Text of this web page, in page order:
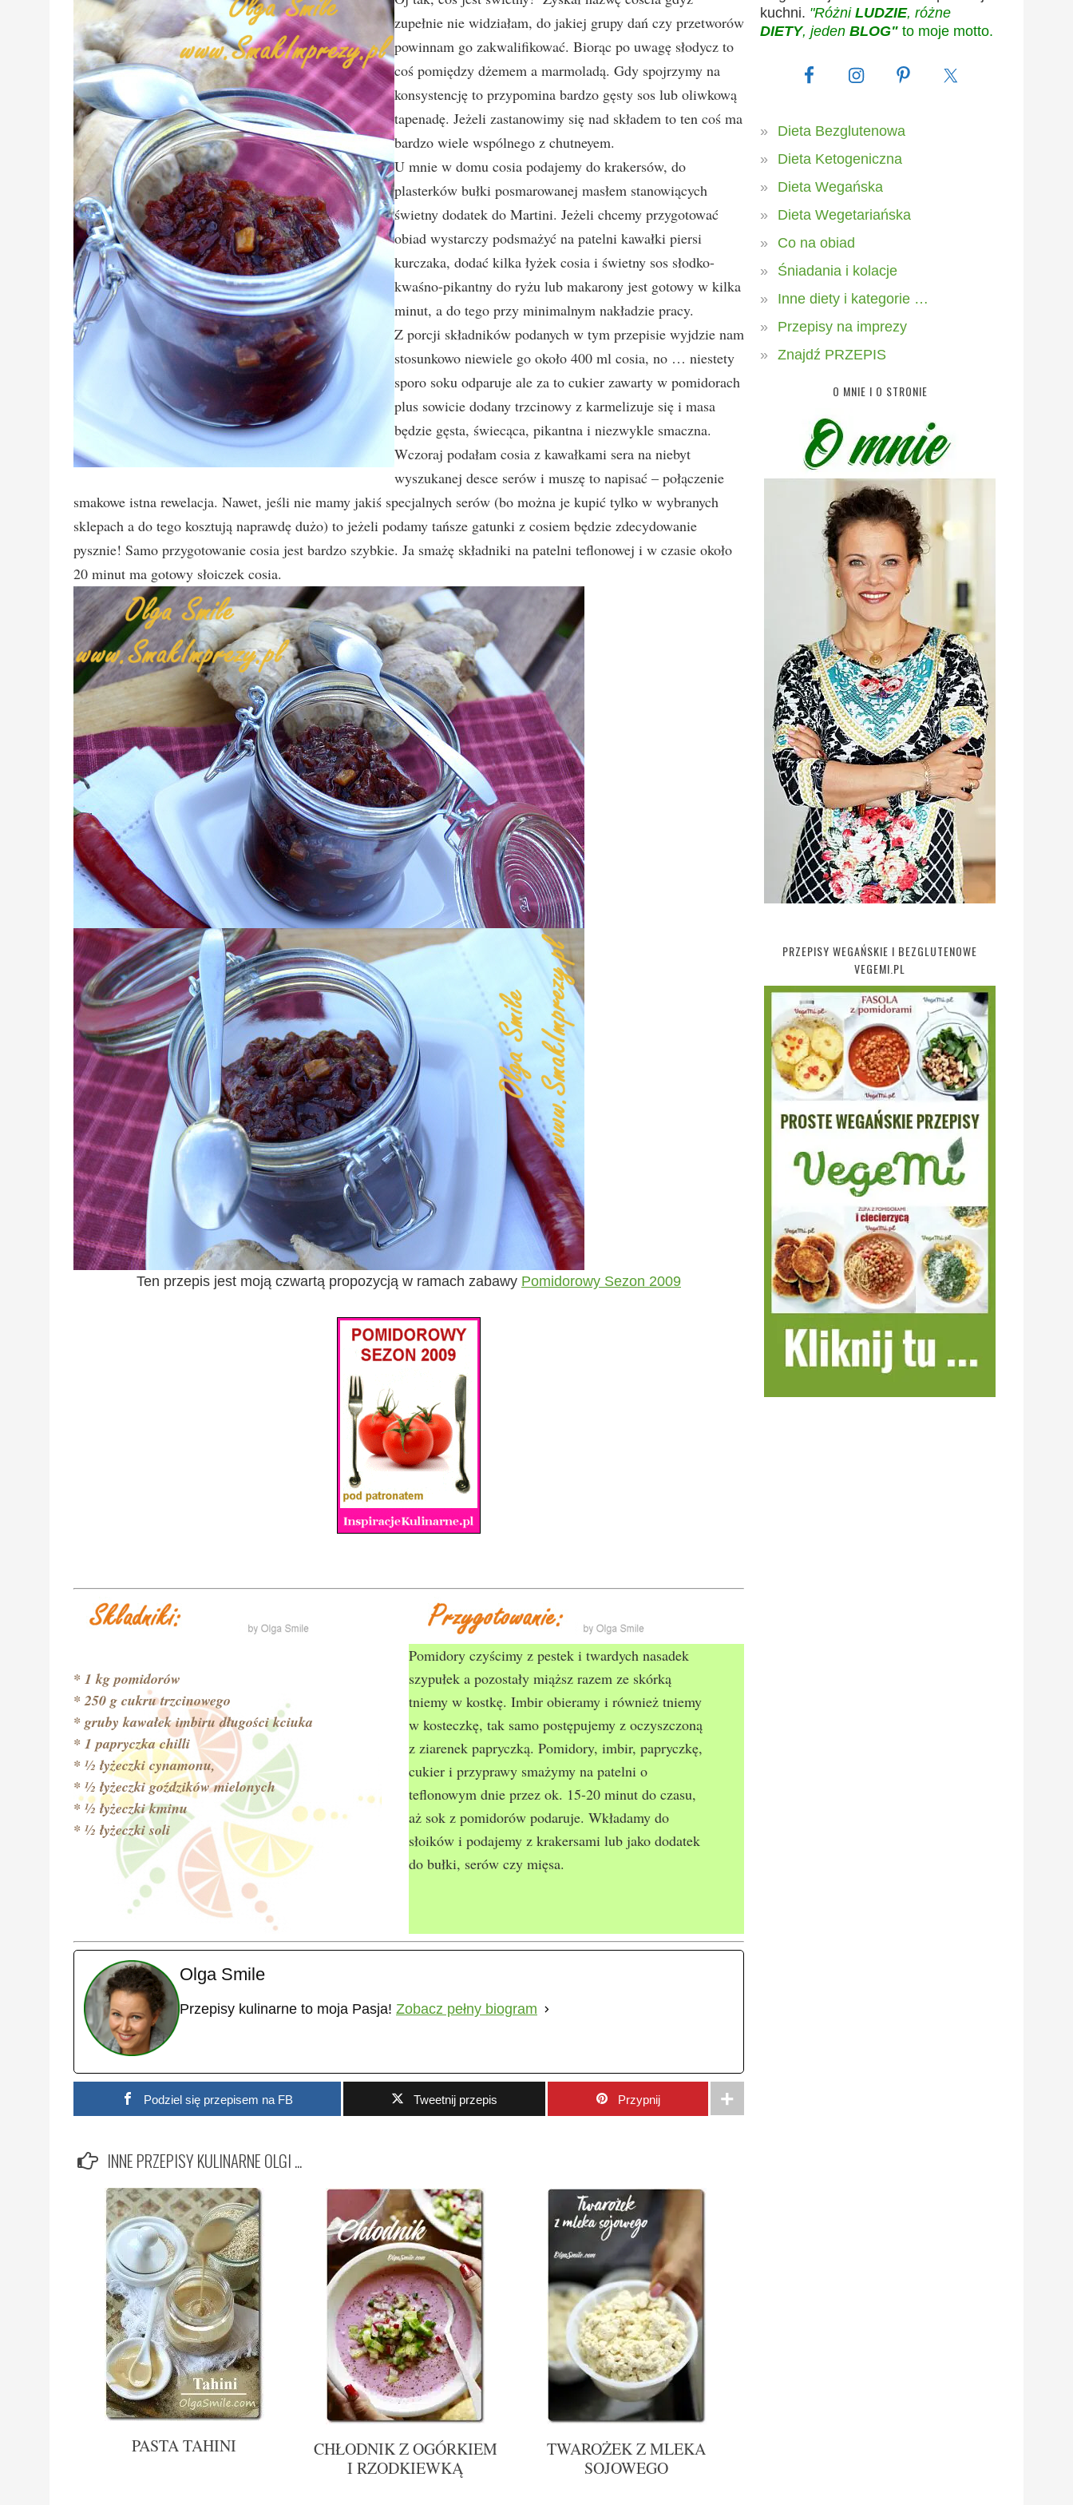
zupełnie nie widziałam, do jakiej grupy dań czy przetworów
powinnam go zakwalifikować. Biorąc po uwagę słodycz to
coś pomiędzy dżemem a marmoladą. Gdy spojrzymy na
konsystencję to przypomina bardzo gęsty sos lub oliwkową
tapenadę. Jeżeli zastanowimy się nad składem to ten coś ma
bardzo wiele wspólnego z chutneyem.
U mnie w domu cosia podajemy do krakersów, do
plasterków bułki posmarowanej masłem stanowiących
świetny dodatek do Martini. Jeżeli chcemy przygotować
obiad wystarczy podsmażyć na patelni kawałki piersi
kurczaka, dodać kilka łyżek cosia i świetny sos słodko-
kwaśno-pikantny do ryżu lub makarony jest gotowy w kilka
minut, a do tego przy minimalnym nakładzie pracy.
Z porcji składników podanych w tym przepisie wyjdzie nam
stosunkowo niewiele go około 400 ml cosia, no … niestety
sporo soku odparuje ale za to cukier zawarty w pomidorach
plus sowicie dodany trzcinowy z karmelizuje się i masa
będzie gęsta, świecąca, pikantna i niezwykle smaczna.
Wczoraj podałam cosia z kawałkami sera na niebyt
wyszukanej desce serów i muszę to napisać – połączenie
smakowe istna rewelacja. Nawet, jeśli nie mamy jakiś specjalnych serów (bo można je kupić tylko w wybranych
sklepach a do tego kosztują naprawdę dużo) to jeżeli podamy tańsze gatunki z cosiem będzie zdecydowanie
pysznie! Samo przygotowanie cosia jest bardzo szybkie. Ja smażę składniki na patelni teflonowej i w czasie około
20 minut ma gotowy słoiczek cosia.
Ten przepis jest moją czwartą propozycją w ramach zabawy Pomidorowy Sezon 2009
* 1 kg pomidorów
* 250 g cukru trzcinowego
* gruby kawałek imbiru długości kciuka
* 1 papryczka chilli
* ½ łyżeczki cynamonu,
* ½ łyżeczki goździków mielonych
* ½ łyżeczki kminu
* ½ łyżeczki soli
Pomidory czyścimy z pestek i twardych nasadek
szypułek a pozostały miąższ razem ze skórką
tniemy w kostkę. Imbir obieramy i również tniemy
w kosteczkę, tak samo postępujemy z oczyszczoną
z ziarenek papryczką. Pomidory, imbir, papryczkę,
cukier i przyprawy smażymy na patelni o
teflonowym dnie przez ok. 15-20 minut do czasu,
aż sok z pomidorów podaruje. Wkładamy do
słoików i podajemy z krakersami lub jako dodatek
do bułki, serów czy mięsa.
Olga Smile
Przepisy kulinarne to moja Pasja! Zobacz pełny biogram
Podziel się przepisem na FB Tweetnij przepis Przypnij
INNE PRZEPISY KULINARNE OLGI ...
PASTA TAHINI
CHŁODNIK Z OGÓRKIEM
I RZODKIEWKĄ
TWAROŻEK Z MLEKA
SOJOWEGO
kuchni. "Różni LUDZIE, różne
DIETY, jeden BLOG" to moje motto.
Dieta Bezglutenowa
Dieta Ketogeniczna
Dieta Wegańska
Dieta Wegetariańska
Co na obiad
Śniadania i kolacje
Inne diety i kategorie …
Przepisy na imprezy
Znajdź PRZEPIS
O MNIE I O STRONIE
PRZEPISY WEGAŃSKIE I BEZGLUTENOWE
VEGEMI.PL